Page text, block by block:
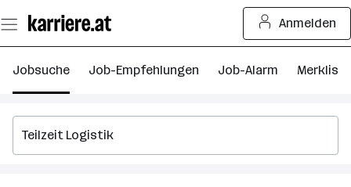
Seiteninhalt
springen
Anmelden
Jobsuche Job-Empfehlungen Job-Alarm Merkliste